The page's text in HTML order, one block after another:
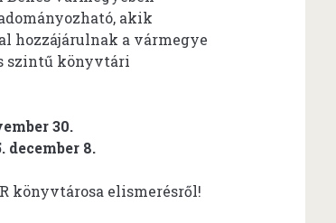
akik
hozzájárulnak a vármegye
szintű könyvtári
30.
december 8.
könyvtárosa elismerésről!